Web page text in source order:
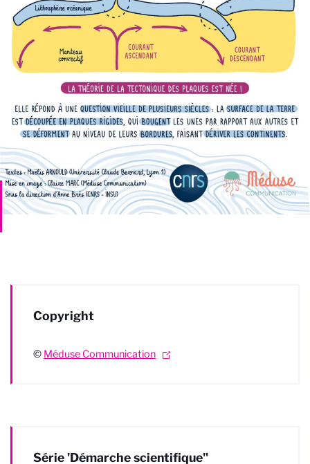
Copyright
© Méduse Communication
Série 'Démarche scientifique"